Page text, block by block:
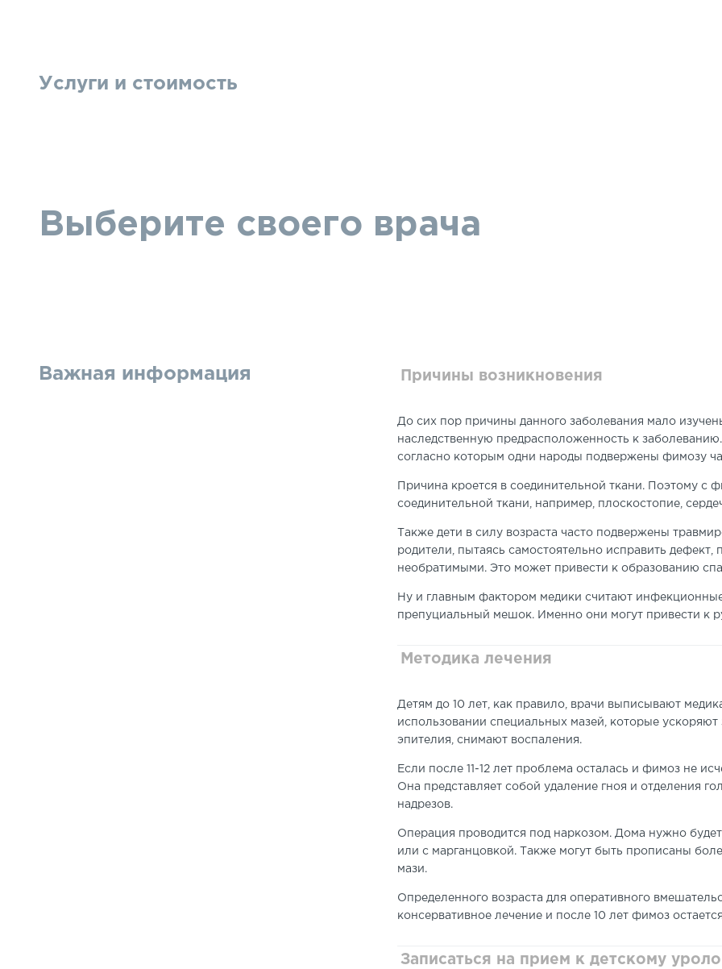
Услуги и стоимость
Выберите своего врача
Важная информация Причины возникновения
До сих пор причины данного заболевания мало
наследственную предрасположенность к
согласно которым одни народы подвержены фимозу
Причина кроется в соединительной ткани. Поэтому с
соединительной ткани, например, плоскостопие,
Также дети в силу возраста часто подвержены
родители, пытаясь самостоятельно исправить
необратимыми. Это может привести к образованию
Ну и главным фактором медики считают
препуциальный мешок. Именно они могут привести к
Методика лечения
Детям до 10 лет, как правило, врачи выписывают
использовании специальных мазей, которые
эпителия, снимают воспаления.
Если после 11-12 лет проблема осталась и фимоз не
Она представляет собой удаление гноя и отделения
надрезов.
Операция проводится под наркозом. Дома нужно
или с марганцовкой. Также могут быть прописаны
мази.
Определенного возраста для оперативного
консервативное лечение и после 10 лет фимоз
Записаться на прием к детскому